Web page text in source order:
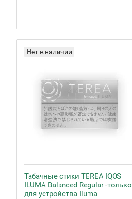
Нет в наличии
Табачные стики TEREA IQOS
ILUMA Balanced Regular -только
для устройства Iluma